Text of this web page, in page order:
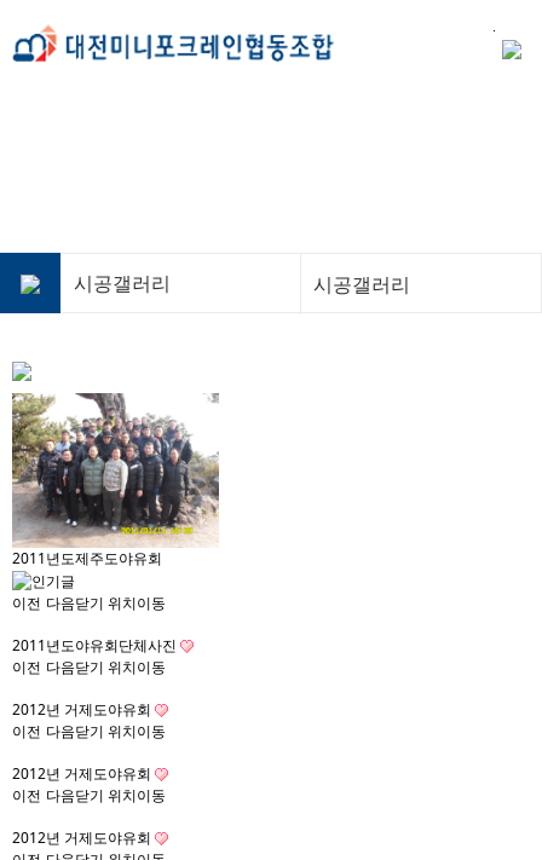
시공갤러리 시공갤러리
2011년도제주도야유회
이전 다음닫기 위치이동
2011년도야유회단체사진
이전 다음닫기 위치이동
2012년 거제도야유회
이전 다음닫기 위치이동
2012년 거제도야유회
이전 다음닫기 위치이동
2012년 거제도야유회